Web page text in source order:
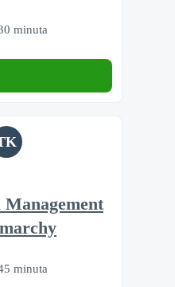
minuta
minuta